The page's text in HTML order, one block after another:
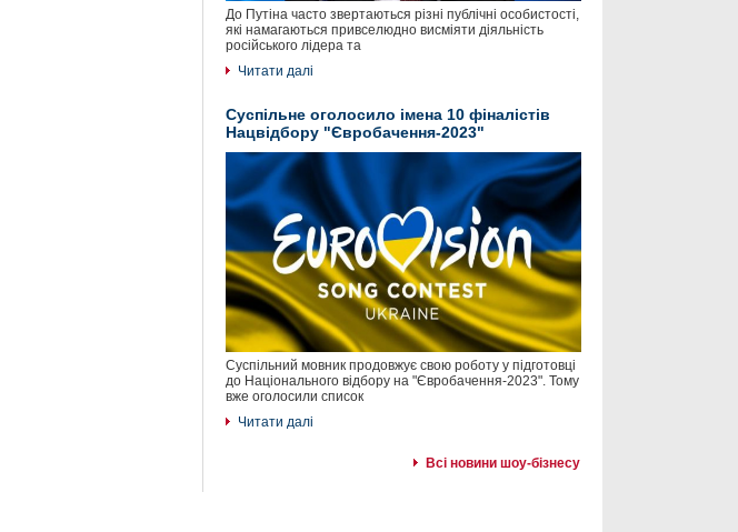
До Путіна часто звертаються різні публічні особистості,
які намагаються привселюдно висміяти діяльність
російського лідера та
Читати далі
Суспільне оголосило імена 10 фіналістів
Нацвідбору "Євробачення-2023"
Суспільний мовник продовжує свою роботу у підготовці
до Національного відбору на "Євробачення-2023". Тому
вже оголосили список
Читати далі
Всі новини шоу-бізнесу